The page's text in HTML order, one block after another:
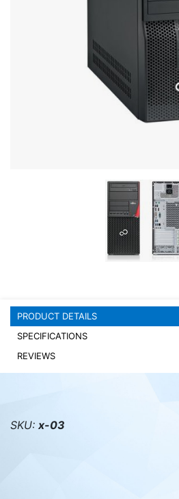
Cooling systems
Server equipment
PRODUCT DETAILS
SPECIFICATIONS
REVIEWS
SKU: x-03